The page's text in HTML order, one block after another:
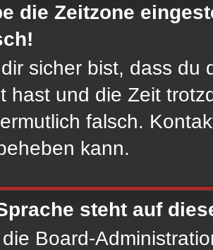
die Zeitzone
sicher bist, dass du
hast und die Zeit
falsch.
kann.
steht auf
Board-